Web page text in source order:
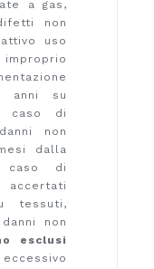
a gas,
non
uso
anni su
caso di
non
dalla
caso di
tessuti,
non
esclusi